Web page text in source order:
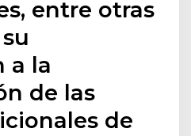
entre otras
a la
de las
de